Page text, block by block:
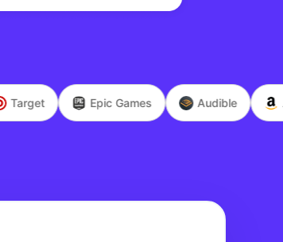
Epic Games Audible Amazon